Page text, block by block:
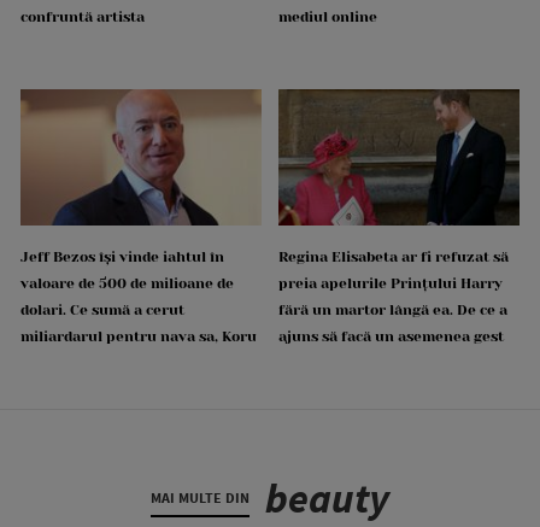
confruntă artista
mediul online
Jeff Bezos își vinde iahtul în
valoare de 500 de milioane de
dolari. Ce sumă a cerut
miliardarul pentru nava sa, Koru
Regina Elisabeta ar fi refuzat să
preia apelurile Prințului Harry
fără un martor lângă ea. De ce a
ajuns să facă un asemenea gest
MAI MULTE DIN beauty